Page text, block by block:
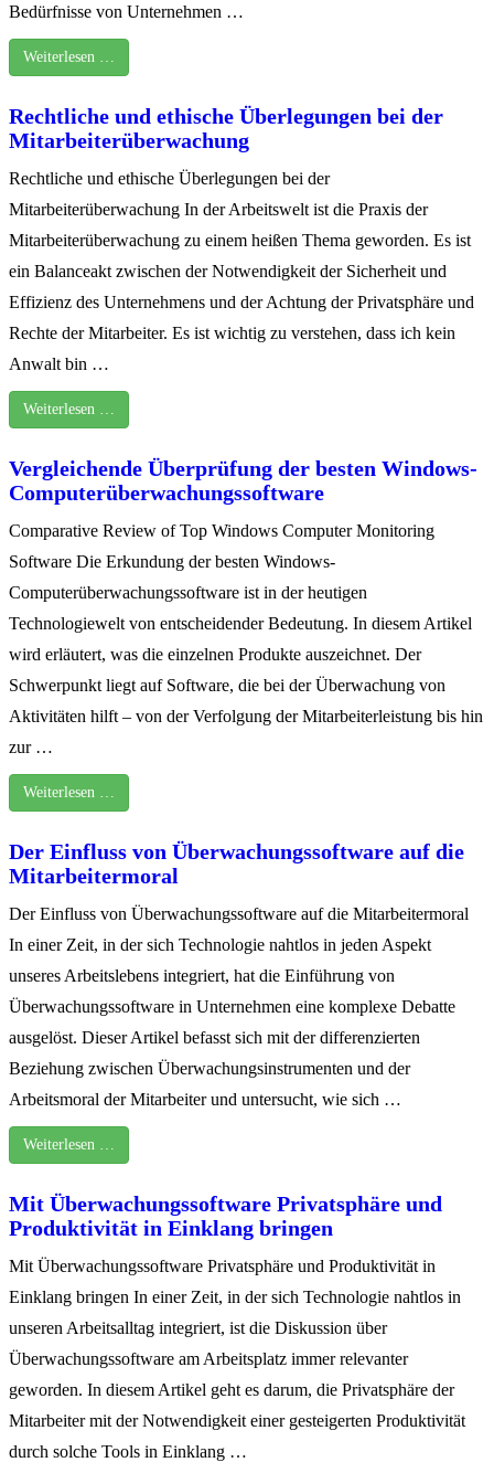
Bedürfnisse von Unternehmen …
Weiterlesen …
Rechtliche und ethische Überlegungen bei der
Mitarbeiterüberwachung
Rechtliche und ethische Überlegungen bei der
Mitarbeiterüberwachung In der Arbeitswelt ist die Praxis der
Mitarbeiterüberwachung zu einem heißen Thema geworden. Es ist
ein Balanceakt zwischen der Notwendigkeit der Sicherheit und
Effizienz des Unternehmens und der Achtung der Privatsphäre und
Rechte der Mitarbeiter. Es ist wichtig zu verstehen, dass ich kein
Anwalt bin …
Weiterlesen …
Vergleichende Überprüfung der besten Windows-
Computerüberwachungssoftware
Comparative Review of Top Windows Computer Monitoring
Software Die Erkundung der besten Windows-
Computerüberwachungssoftware ist in der heutigen
Technologiewelt von entscheidender Bedeutung. In diesem Artikel
wird erläutert, was die einzelnen Produkte auszeichnet. Der
Schwerpunkt liegt auf Software, die bei der Überwachung von
Aktivitäten hilft – von der Verfolgung der Mitarbeiterleistung bis hin
zur …
Weiterlesen …
Der Einfluss von Überwachungssoftware auf die
Mitarbeitermoral
Der Einfluss von Überwachungssoftware auf die Mitarbeitermoral
In einer Zeit, in der sich Technologie nahtlos in jeden Aspekt
unseres Arbeitslebens integriert, hat die Einführung von
Überwachungssoftware in Unternehmen eine komplexe Debatte
ausgelöst. Dieser Artikel befasst sich mit der differenzierten
Beziehung zwischen Überwachungsinstrumenten und der
Arbeitsmoral der Mitarbeiter und untersucht, wie sich …
Weiterlesen …
Mit Überwachungssoftware Privatsphäre und
Produktivität in Einklang bringen
Mit Überwachungssoftware Privatsphäre und Produktivität in
Einklang bringen In einer Zeit, in der sich Technologie nahtlos in
unseren Arbeitsalltag integriert, ist die Diskussion über
Überwachungssoftware am Arbeitsplatz immer relevanter
geworden. In diesem Artikel geht es darum, die Privatsphäre der
Mitarbeiter mit der Notwendigkeit einer gesteigerten Produktivität
durch solche Tools in Einklang …